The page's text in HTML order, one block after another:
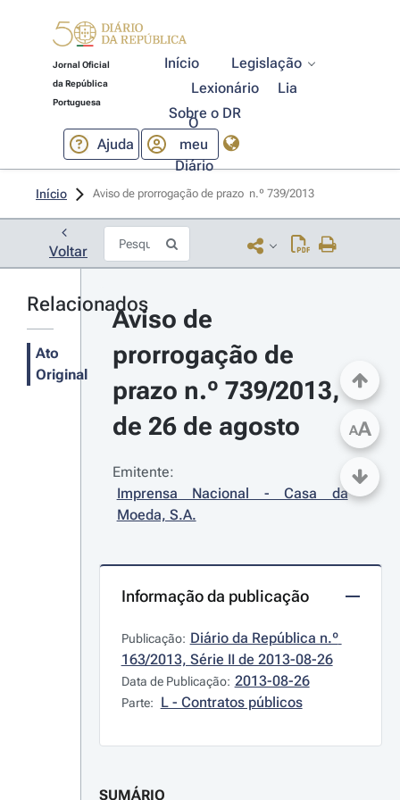
Jornal Oficial
da República
Portuguesa
Início
Legislação
Lexionário
Lia
Sobre o DR
Ajuda
O
meu
Diário
Início Aviso de prorrogação de prazo  n.º 739/2013
Voltar
Relacionados
Ato
Original
Aviso de
prorrogação de
prazo n.º 739/2013,
de 26 de agosto
Emitente:
Imprensa Nacional - Casa da
Moeda, S.A.
Informação da publicação
Publicação: Diário da República n.º
163/2013, Série II de 2013-08-26
Data de Publicação: 2013-08-26
Parte: L - Contratos públicos
SUMÁRIO
AA